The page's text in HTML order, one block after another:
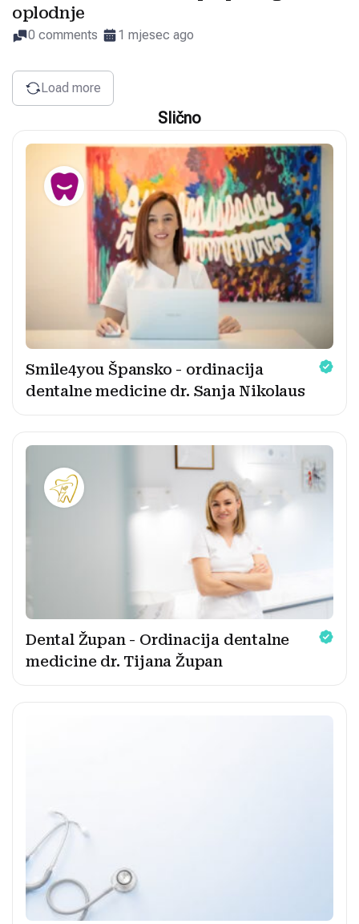
oplodnje
0 comments 1 mjesec ago
Load more
Slično
Smile4you Špansko - ordinacija
dentalne medicine dr. Sanja Nikolaus
Dental Župan - Ordinacija dentalne
medicine dr. Tijana Župan